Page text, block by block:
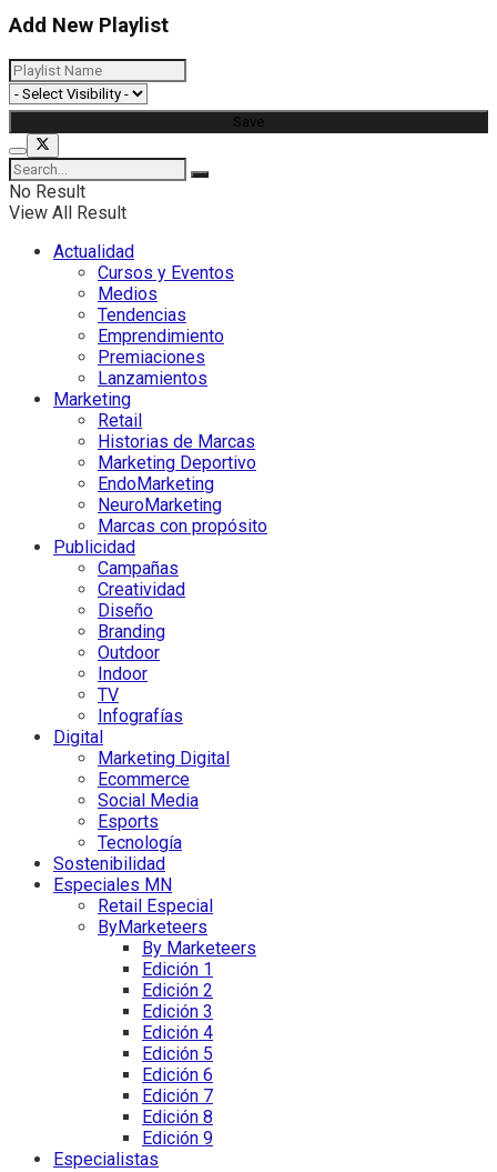
Add New Playlist
No Result
View All Result
Actualidad
Cursos y Eventos
Medios
Tendencias
Emprendimiento
Premiaciones
Lanzamientos
Marketing
Retail
Historias de Marcas
Marketing Deportivo
EndoMarketing
NeuroMarketing
Marcas con propósito
Publicidad
Campañas
Creatividad
Diseño
Branding
Outdoor
Indoor
TV
Infografías
Digital
Marketing Digital
Ecommerce
Social Media
Esports
Tecnología
Sostenibilidad
Especiales MN
Retail Especial
ByMarketeers
By Marketeers
Edición 1
Edición 2
Edición 3
Edición 4
Edición 5
Edición 6
Edición 7
Edición 8
Edición 9
Especialistas